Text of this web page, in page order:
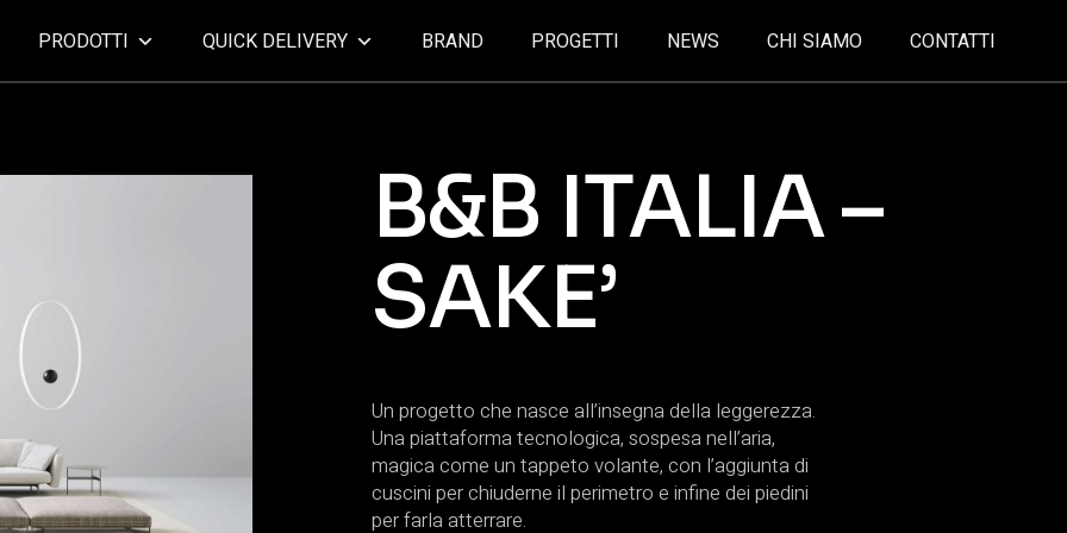
PRODOTTI QUICK DELIVERY BRAND PROGETTI NEWS CHI SIAMO CONTATTI
B&B ITALIA –
SAKE’
Un progetto che nasce all’insegna della leggerezza.
Una piattaforma tecnologica, sospesa nell’aria,
magica come un tappeto volante, con l’aggiunta di
cuscini per chiuderne il perimetro e infine dei piedini
per farla atterrare.